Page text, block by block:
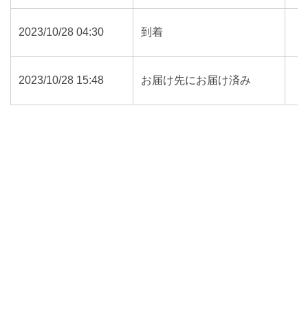
2023/10/28 04:30 到着
2023/10/28 15:48 お届け先にお届け済み